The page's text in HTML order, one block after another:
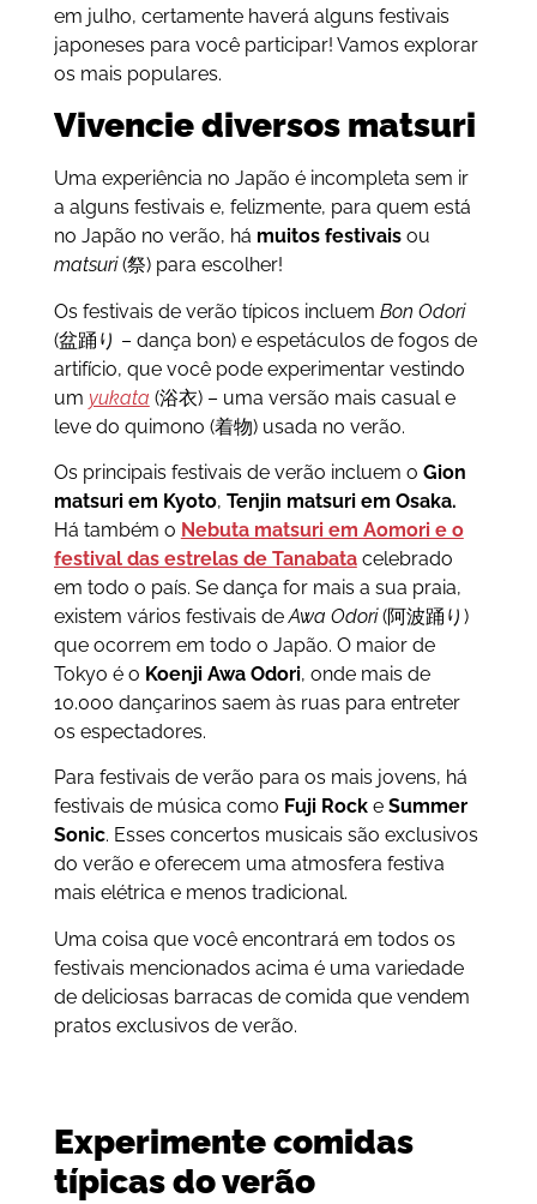
em julho, certamente haverá alguns festivais
japoneses para você participar! Vamos explorar
os mais populares.
Vivencie diversos matsuri
Uma experiência no Japão é incompleta sem ir
a alguns festivais e, felizmente, para quem está
no Japão no verão, há muitos festivaisou
matsuri(祭) para escolher!
Os festivais de verão típicos incluem Bon Odori
(盆踊り – dança bon) e espetáculos de fogos de
artifício, que você pode experimentar vestindo
um yukata (浴衣) – uma versão mais casual e
leve do quimono (着物) usada no verão.
Os principais festivais de verão incluem o Gion
matsuri em Kyoto, Tenjin matsuri em Osaka.
Há também o Nebuta matsuri em Aomori e o
festival das estrelas de Tanabata celebrado
em todo o país. Se dança for mais a sua praia,
existem vários festivais deAwa Odori(阿波踊り)
que ocorrem em todo o Japão. O maior de
Tokyo é o Koenji Awa Odori, onde mais de
10.000 dançarinos saem às ruas para entreter
os espectadores.
Para festivais de verão para os mais jovens, há
festivais de música como Fuji Rocke Summer
Sonic. Esses concertos musicais são exclusivos
do verão e oferecem uma atmosfera festiva
mais elétrica e menos tradicional.
Uma coisa que você encontrará em todos os
festivais mencionados acima é uma variedade
de deliciosas barracas de comida que vendem
pratos exclusivos de verão.
Experimente comidas
típicas do verão